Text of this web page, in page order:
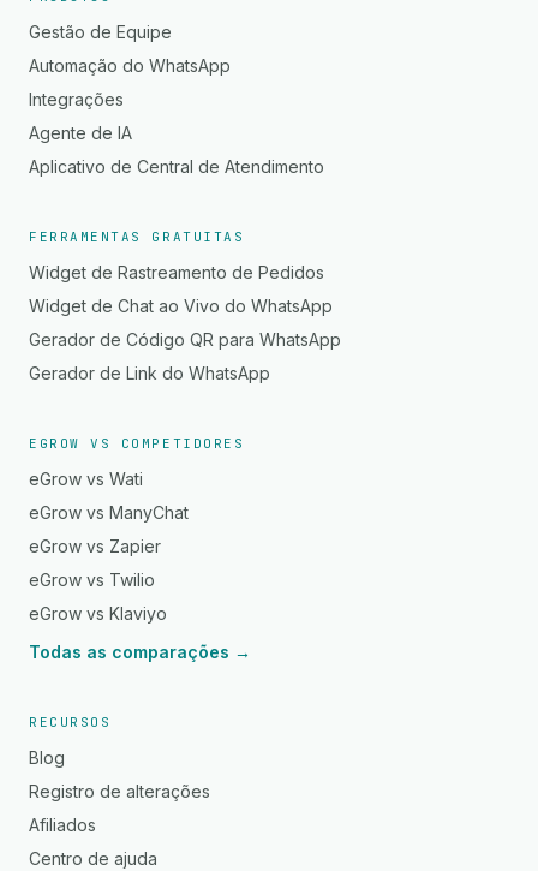
Gestão de Equipe
Automação do WhatsApp
Integrações
Agente de IA
Aplicativo de Central de Atendimento
FERRAMENTAS GRATUITAS
Widget de Rastreamento de Pedidos
Widget de Chat ao Vivo do WhatsApp
Gerador de Código QR para WhatsApp
Gerador de Link do WhatsApp
EGROW VS COMPETIDORES
eGrow vs Wati
eGrow vs ManyChat
eGrow vs Zapier
eGrow vs Twilio
eGrow vs Klaviyo
Todas as comparações →
RECURSOS
Blog
Registro de alterações
Afiliados
Centro de ajuda